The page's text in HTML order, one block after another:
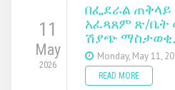
11
May
2026
በፌደራል ጠቅላይ
አፈጻጸም ጽ/ቤት
ሽያጭ
Monday, May 11,
READ MORE